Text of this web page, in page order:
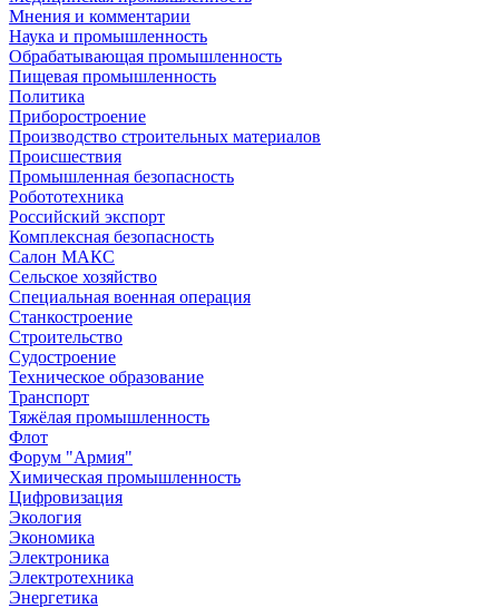
Мнения и комментарии
Наука и промышленность
Обрабатывающая промышленность
Пищевая промышленность
Политика
Приборостроение
Производство строительных материалов
Происшествия
Промышленная безопасность
Робототехника
Российский экспорт
Комплексная безопасность
Салон МАКС
Сельское хозяйство
Специальная военная операция
Станкостроение
Строительство
Судостроение
Техническое образование
Транспорт
Тяжёлая промышленность
Флот
Форум "Армия"
Химическая промышленность
Цифровизация
Экология
Экономика
Электроника
Электротехника
Энергетика